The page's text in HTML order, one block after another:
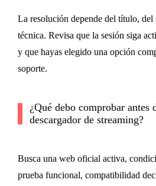
La resolución depende del título,
técnica. Revisa que la sesión siga
y que hayas elegido una opción
soporte.
¿Qué debo comprobar antes
descargador de streaming?
Busca una web oficial activa,
prueba funcional, compatibilidad